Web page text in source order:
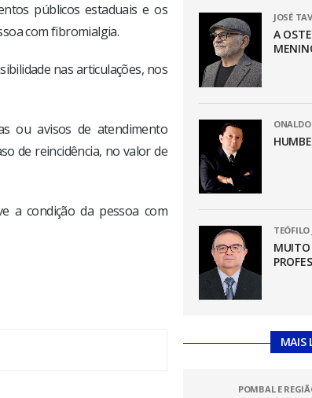
públicos estaduais e os
com fibromialgia.
nas articulações, nos
ou avisos de atendimento
de reincidência, no valor de
a condição da pessoa com
JOSÉ
A
MUITO
MAIS
POMBAL E